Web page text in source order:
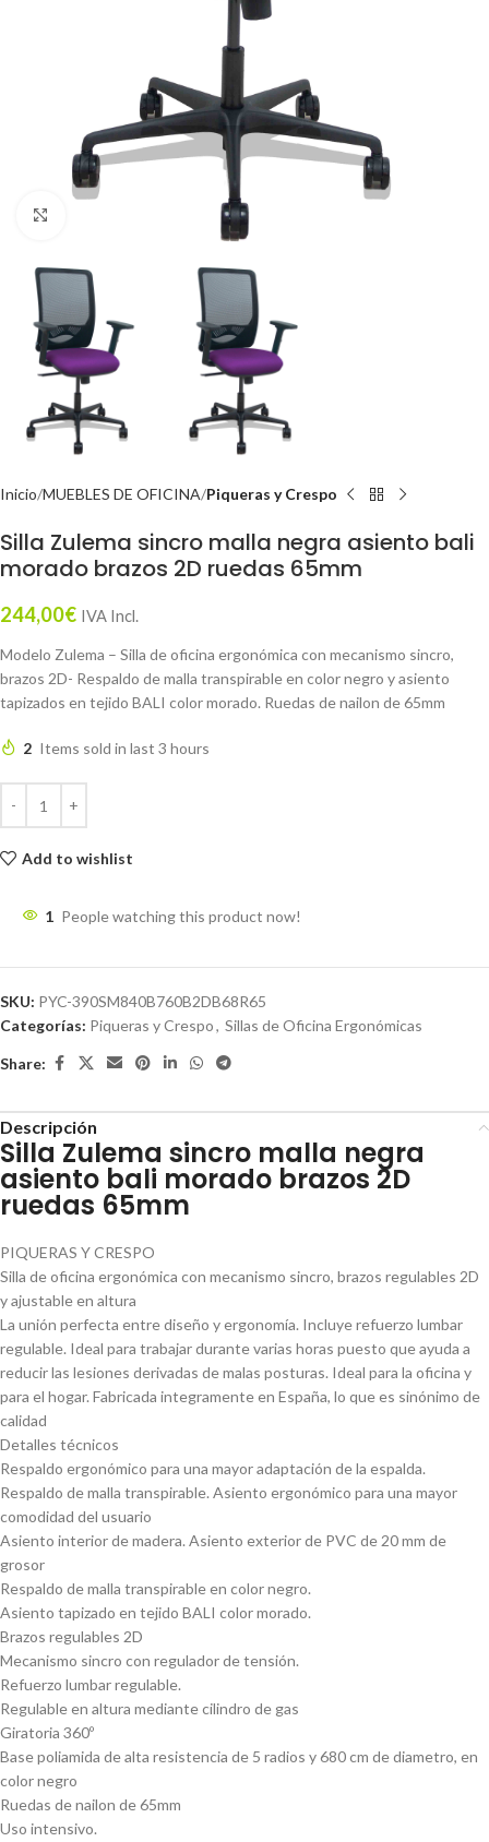
Inicio MUEBLES DE OFICINA Piqueras y Crespo
Silla Zulema sincro malla negra asiento bali
morado brazos 2D ruedas 65mm
244,00€ IVA Incl.
Modelo Zulema – Silla de oficina ergonómica con mecanismo sincro,
brazos 2D- Respaldo de malla transpirable en color negro y asiento
tapizados en tejido BALI color morado. Ruedas de nailon de 65mm
2 Items sold in last 3 hours
Add to wishlist
1 People watching this product now!
SKU: PYC-390SM840B760B2DB68R65
Categorías: Piqueras y Crespo, Sillas de Oficina Ergonómicas
Share:
Descripción
Silla Zulema sincro malla negra
asiento bali morado brazos 2D
ruedas 65mm
PIQUERAS Y CRESPO
Silla de oficina ergonómica con mecanismo sincro, brazos regulables 2D
y ajustable en altura
La unión perfecta entre diseño y ergonomía. Incluye refuerzo lumbar
regulable. Ideal para trabajar durante varias horas puesto que ayuda a
reducir las lesiones derivadas de malas posturas. Ideal para la oficina y
para el hogar. Fabricada integramente en España, lo que es sinónimo de
calidad
Detalles técnicos
Respaldo ergonómico para una mayor adaptación de la espalda.
Respaldo de malla transpirable. Asiento ergonómico para una mayor
comodidad del usuario
Asiento interior de madera. Asiento exterior de PVC de 20 mm de
grosor
Respaldo de malla transpirable en color negro.
Asiento tapizado en tejido BALI color morado.
Brazos regulables 2D
Mecanismo sincro con regulador de tensión.
Refuerzo lumbar regulable.
Regulable en altura mediante cilindro de gas
Giratoria 360º
Base poliamida de alta resistencia de 5 radios y 680 cm de diametro, en
color negro
Ruedas de nailon de 65mm
Uso intensivo.